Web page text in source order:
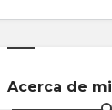
Acerca de mi